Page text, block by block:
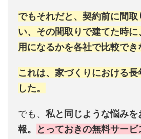
でもそれだと、契約前に間
い、その間取りで建てた時
用になるかを各社で比較でき
これは、家づくりにおける長
した。
でも、 私と同じような悩みを
報。
とっておきの無料サービ